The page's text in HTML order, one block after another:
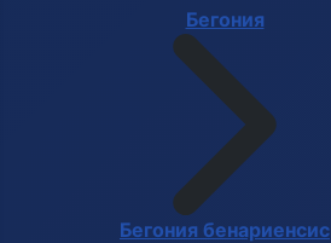
Бегония
Бегония бенариенсис